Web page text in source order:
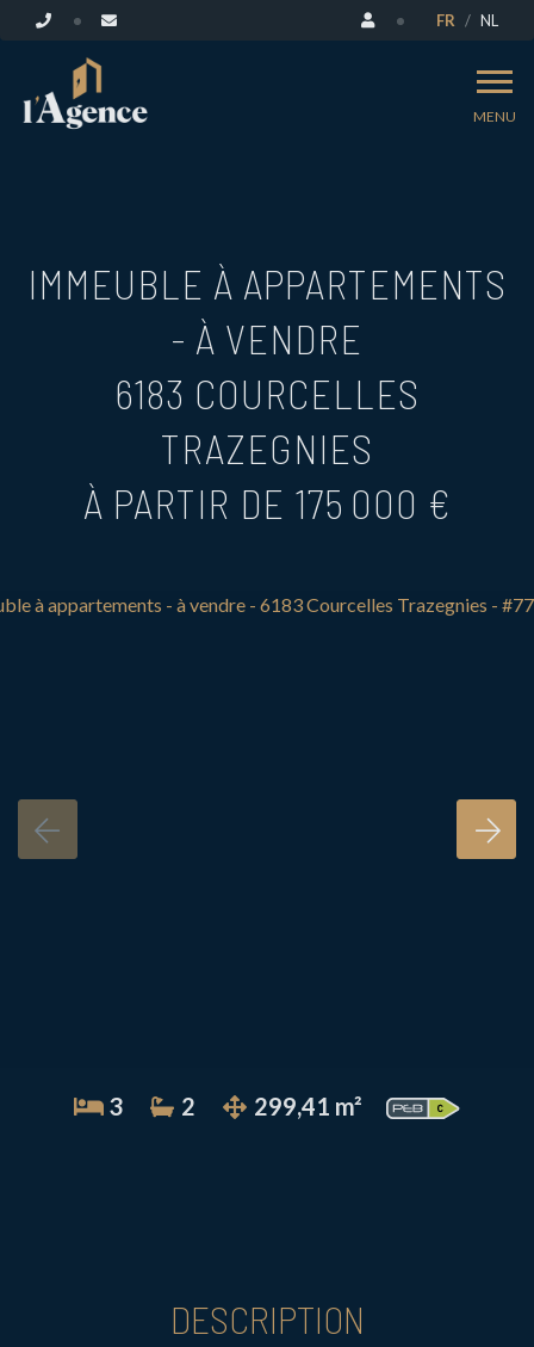
FR NL
MENU
IMMEUBLE À APPARTEMENTS
- À VENDRE
6183 COURCELLES
TRAZEGNIES
À PARTIR DE 175 000 €
3 2 299,41 m²
DESCRIPTION